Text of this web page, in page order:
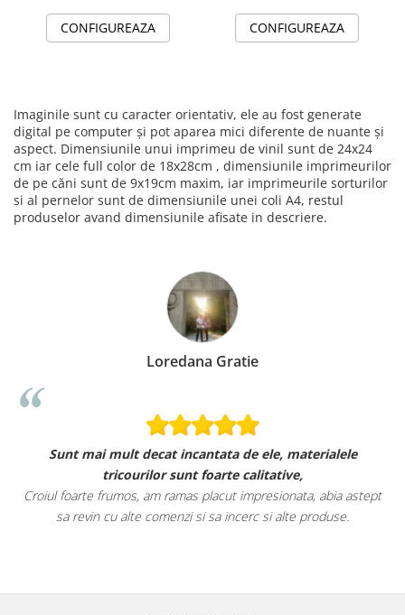
CONFIGUREAZA CONFIGUREAZA
Imaginile sunt cu caracter orientativ, ele au fost generate
digital pe computer și pot aparea mici diferente de nuante și
aspect. Dimensiunile unui imprimeu de vinil sunt de 24x24
cm iar cele full color de 18x28cm , dimensiunile imprimeurilor
de pe căni sunt de 9x19cm maxim, iar imprimeurile sorturilor
si al pernelor sunt de dimensiunile unei coli A4, restul
produselor avand dimensiunile afisate in descriere.
Loredana Gratie
Sunt mai mult decat incantata de ele, materialele
tricourilor sunt foarte calitative,
Croiul foarte frumos, am ramas placut impresionata, abia astept
sa revin cu alte comenzi si sa incerc si alte produse.